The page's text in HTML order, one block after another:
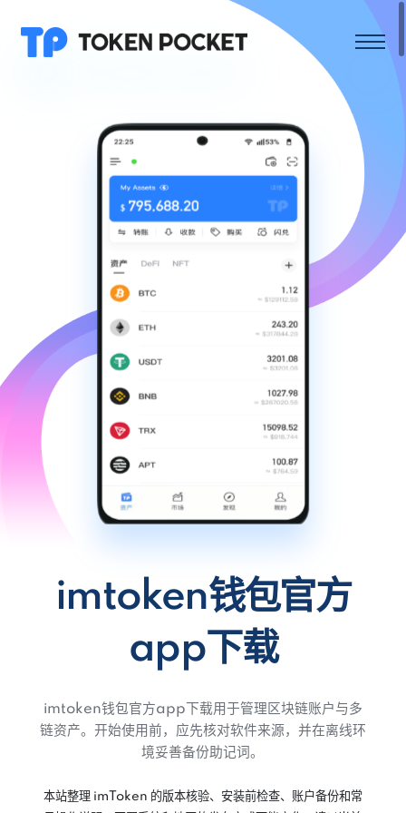
imtoken钱包官方
app下载
imtoken钱包官方app下载用于管理区块链账户与多
链资产。开始使用前，应先核对软件来源，并在离线环
境妥善备份助记词。
本站整理 imToken 的版本核验、安装前检查、账户备份和常